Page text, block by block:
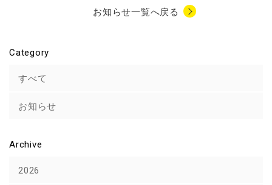
お知らせ一覧へ戻る
Category
すべて
お知らせ
Archive
2026